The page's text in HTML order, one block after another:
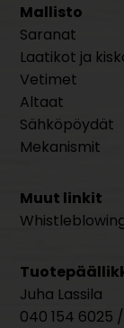
Mallisto
Saranat
Laatikot ja
Vetimet
Altaat
Sähköpöydät
Mekanismit
Muut linkit
Juha Lassila
040 154 6025